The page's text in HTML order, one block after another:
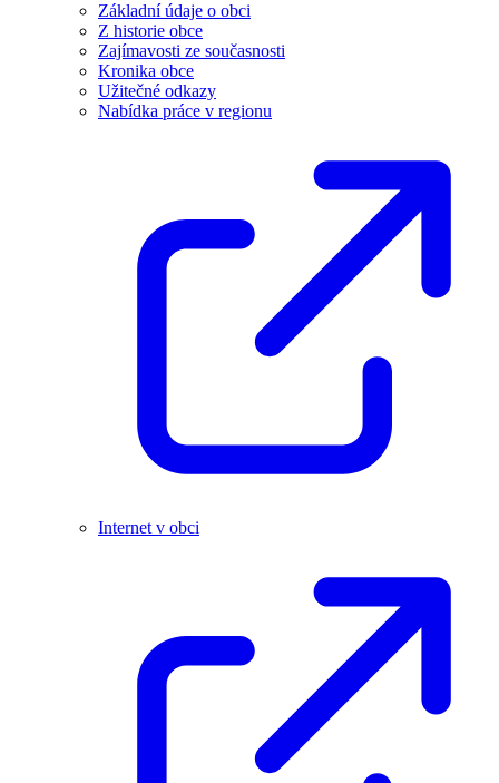
Základní údaje o obci
Z historie obce
Zajímavosti ze současnosti
Kronika obce
Užitečné odkazy
Nabídka práce v regionu
Internet v obci